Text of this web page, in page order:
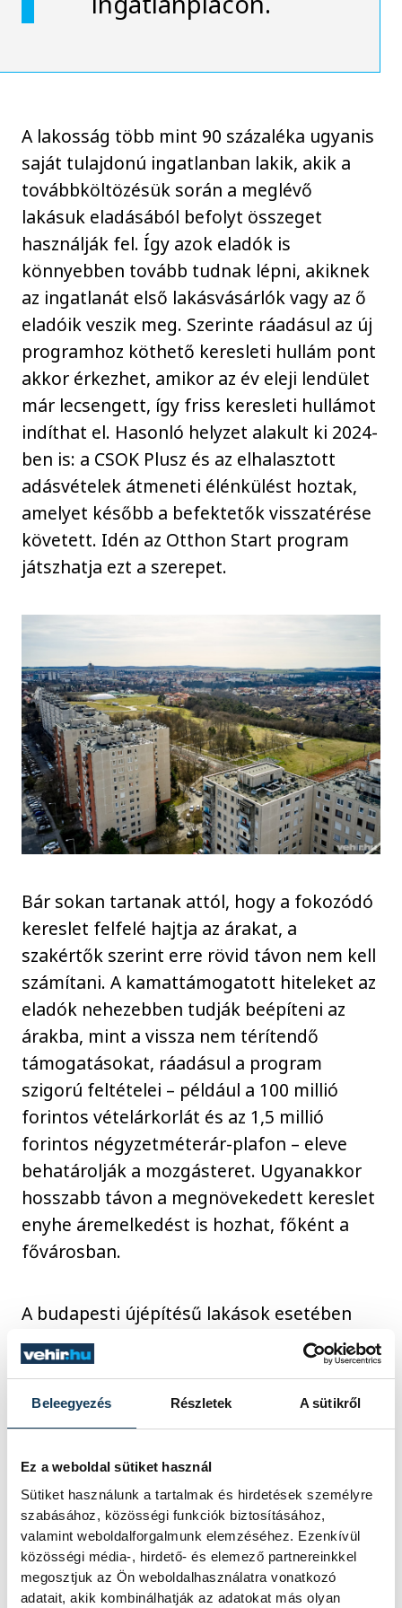
Beleegyezés Részletek A sütikről
Ez a weboldal sütiket használ
Sütiket használunk a tartalmak és hirdetések személyre
szabásához, közösségi funkciók biztosításához,
valamint weboldalforgalmunk elemzéséhez. Ezenkívül
közösségi média-, hirdető- és elemező partnereinkkel
megosztjuk az Ön weboldalhasználatra vonatkozó
adatait, akik kombinálhatják az adatokat más olyan
A lakosság több mint 90 százaléka ugyanis
saját tulajdonú ingatlanban lakik, akik a
továbbköltözésük során a meglévő
lakásuk eladásából befolyt összeget
használják fel. Így azok eladók is
könnyebben tovább tudnak lépni, akiknek
az ingatlanát első lakásvásárlók vagy az ő
eladóik veszik meg. Szerinte ráadásul az új
programhoz köthető keresleti hullám pont
akkor érkezhet, amikor az év eleji lendület
már lecsengett, így friss keresleti hullámot
indíthat el. Hasonló helyzet alakult ki 2024-
ben is: a CSOK Plusz és az elhalasztott
adásvételek átmeneti élénkülést hoztak,
amelyet később a befektetők visszatérése
követett. Idén az Otthon Start program
játszhatja ezt a szerepet.
Bár sokan tartanak attól, hogy a fokozódó
kereslet felfelé hajtja az árakat, a
szakértők szerint erre rövid távon nem kell
számítani. A kamattámogatott hiteleket az
eladók nehezebben tudják beépíteni az
árakba, mint a vissza nem térítendő
támogatásokat, ráadásul a program
szigorú feltételei – például a 100 millió
forintos vételárkorlát és az 1,5 millió
forintos négyzetméterár-plafon – eleve
behatárolják a mozgásteret. Ugyanakkor
hosszabb távon a megnövekedett kereslet
enyhe áremelkedést is hozhat, főként a
fővárosban.
A budapesti újépítésű lakások esetében
különösen érdekes lehet a fejlesztők
reakciója: vélhetően többen igyekeznek
majd a projektjeiket úgy pozicionálni, hogy
ütemét, különösen annak fényében, hogy
a budapesti új lakások átlagos
négyzetméterára már elérte az 1,6 millió
forintot.